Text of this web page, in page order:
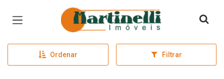
Página inicial
Ordenar Filtrar